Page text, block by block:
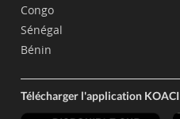
Congo
Sénégal
Bénin
Télécharger l'application KOACI